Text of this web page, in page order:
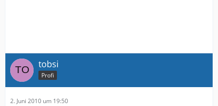
tobsi
Profi
2. Juni 2010 um 19:50